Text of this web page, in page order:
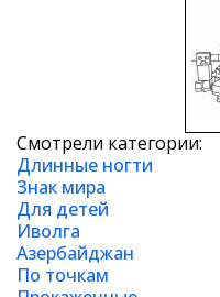
Смотрели категории:
Длинные ногти
Знак мира
Для детей
Иволга
Азербайджан
По точкам